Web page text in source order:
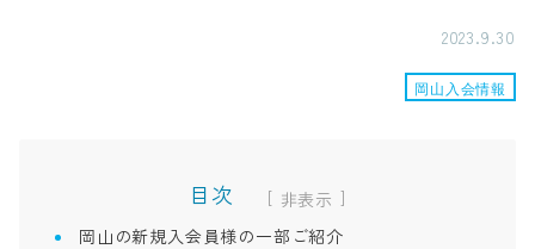
2023.9.30
岡山入会情報
目次 [
]
岡山の新規入会員様の一部ご紹介